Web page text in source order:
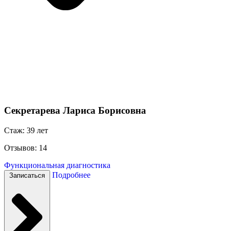
Секретарева Лариса Борисовна
Стаж: 39 лет
Отзывов: 14
Функциональная диагностика
Записаться Подробнее